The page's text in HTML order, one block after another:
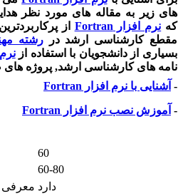
های زیر به مقاله های مورد نظر
که نرم افزار Fortran از
مقطع کارشناسی ارشد دررشته
بسیاری از دانشجویان با استفاده از
نامه های کارشناسی ارشد, پروژه
- آشنایی با نرم افزار Fortran
- آموزش نصب نرم افزار Fortran
60
60-80
معرفی دارد